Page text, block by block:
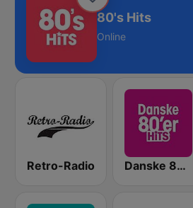
80's Hits
Online
Retro-Radio Danske 80'er Hits